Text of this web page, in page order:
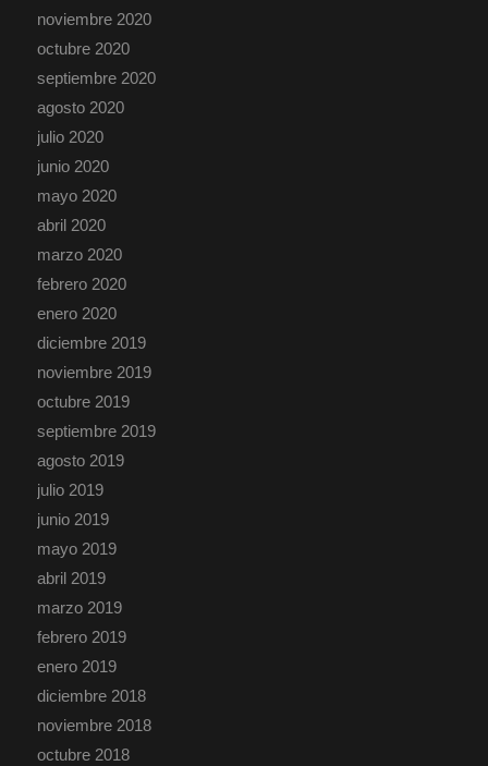
noviembre 2020
octubre 2020
septiembre 2020
agosto 2020
julio 2020
junio 2020
mayo 2020
abril 2020
marzo 2020
febrero 2020
enero 2020
diciembre 2019
noviembre 2019
octubre 2019
septiembre 2019
agosto 2019
julio 2019
junio 2019
mayo 2019
abril 2019
marzo 2019
febrero 2019
enero 2019
diciembre 2018
noviembre 2018
octubre 2018